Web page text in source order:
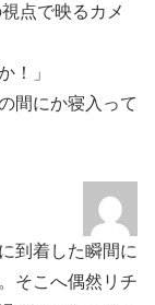
点で映るカメ
！」
間にか寝入って
到着した瞬間に
そこへ偶然リチ